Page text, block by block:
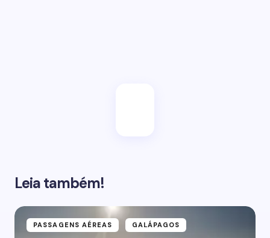
Leia também!
PASSAGENS AÉREAS GALÁPAGOS